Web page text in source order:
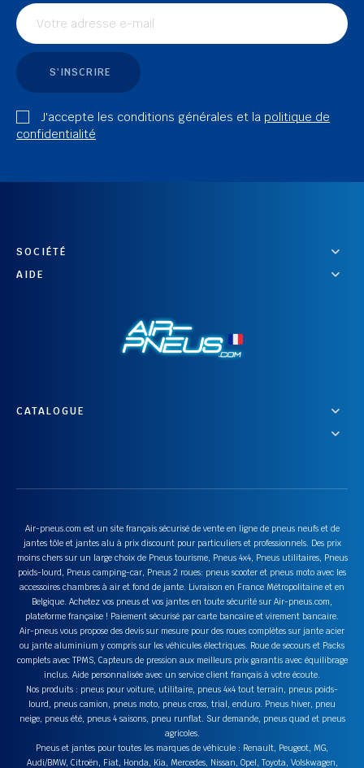
S'INSCRIRE
J'accepte les conditions générales et la politique de
confidentialité
SOCIÉTÉ
AIDE
CATALOGUE
Air-pneus.com est un site français sécurisé de vente en ligne de pneus neufs et de
jantes tôle et jantes alu à prix discount pour particuliers et professionnels. Des prix
moins chers sur un large choix de Pneus tourisme, Pneus 4x4, Pneus utilitaires, Pneus
poids-lourd, Pneus camping-car, Pneus 2 roues: pneus scooter et pneus moto avec les
accessoires chambres à air et fond de jante. Livraison en France Métropolitaine et en
Belgique. Achetez vos pneus et vos jantes en toute sécurité sur Air-pneus.com,
plateforme française ! Paiement sécurisé par carte bancaire et virement bancaire.
Air-pneus vous propose des devis sur mesure pour des roues complètes sur jante acier
ou jante aluminium y compris sur les véhicules électriques. Roue de secours et Packs
complets avec TPMS, Capteurs de pression aux meilleurs prix garantis avec équilibrage
inclus. Aide personnalisée avec un service client français à votre écoute.
Nos produits : pneus pour voiture, utilitaire, pneus 4x4 tout terrain, pneus poids-
lourd, pneus camion, pneus moto, pneus cross, trial, enduro. Pneus hiver, pneu
neige, pneus été, pneus 4 saisons, pneu runflat. Sur demande, pneus quad et pneus
agricoles.
Pneus et jantes pour toutes les marques de véhicule : Renault, Peugeot, MG,
Audi/BMW, Citroën, Fiat, Honda, Kia, Mercedes, Nissan, Opel, Toyota, Volskwagen,